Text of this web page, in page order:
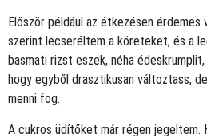
Először például az étkezésen érdemes
szerint lecseréltem a köreteket, és a
basmati rizst eszek, néha
hogy egyből drasztikusan változtass,
menni fog.
A cukros üdítőket már régen jegeltem.